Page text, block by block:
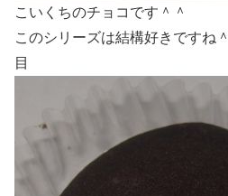
こいくちのチョコです＾＾
このシリーズは結構好きですね
目